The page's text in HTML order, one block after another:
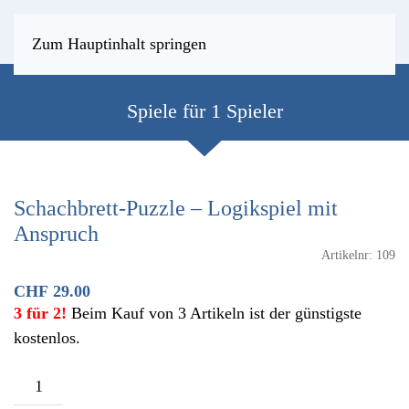
Zum Hauptinhalt springen
Spiele für 1 Spieler
Schachbrett-Puzzle – Logikspiel mit
Anspruch
Artikelnr: 109
CHF 29.00
3 für 2! Beim Kauf von 3 Artikeln ist der günstigste
kostenlos.
Schachbrett-
Puzzle